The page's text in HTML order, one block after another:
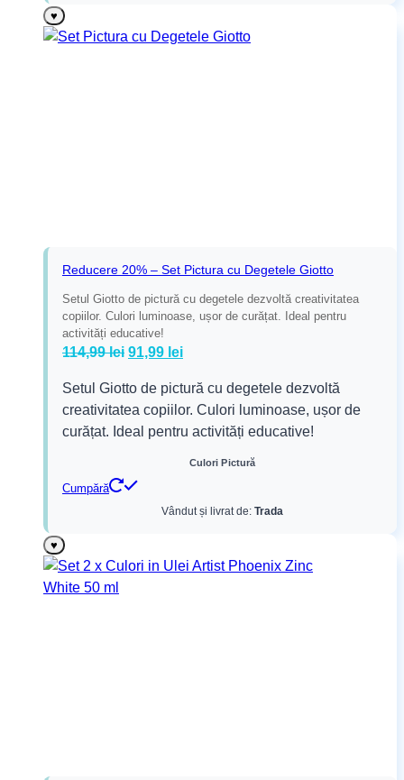
♥
Reducere 20% – Set Pictura cu Degetele Giotto
Setul Giotto de pictură cu degetele dezvoltă creativitatea
copiilor. Culori luminoase, ușor de curățat. Ideal pentru
activități educative!
114,99lei Prețul
a
fost:
114,99 lei.
91,99 leiPrețul
este:
91,99 lei.
Setul Giotto de pictură cu degetele dezvoltă
creativitatea copiilor. Culori luminoase, ușor de
curățat. Ideal pentru activități educative!
Culori Pictură
Cumpără
Vândut și livrat de: Trada
♥